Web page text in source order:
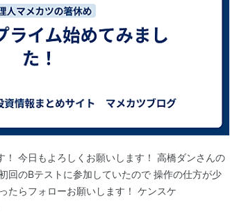
！ 今日もよろしくお願いします！ 高橋ダンさんの
回のΒテストに参加していたので 操作の仕方が少
たらフォローお願いします！ ケンスケ